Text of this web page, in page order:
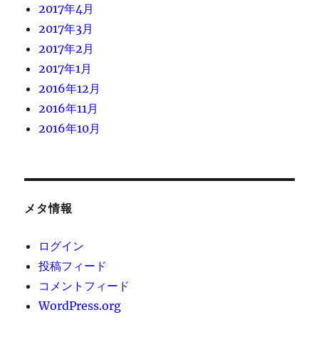
2017年4月
2017年3月
2017年2月
2017年1月
2016年12月
2016年11月
2016年10月
メタ情報
ログイン
投稿フィード
コメントフィード
WordPress.org